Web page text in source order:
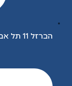
הברזל 11 תל אביב